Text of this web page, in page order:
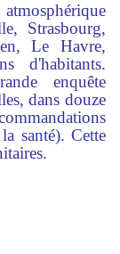
Strasbourg,
Le Havre,
d'habitants.
enquête
dans douze
santé). Cette